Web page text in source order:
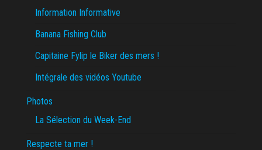
Information Informative
Banana Fishing Club
Capitaine Fylip le Biker des mers !
Intégrale des vidéos Youtube
Photos
La Sélection du Week-End
Respecte ta mer !